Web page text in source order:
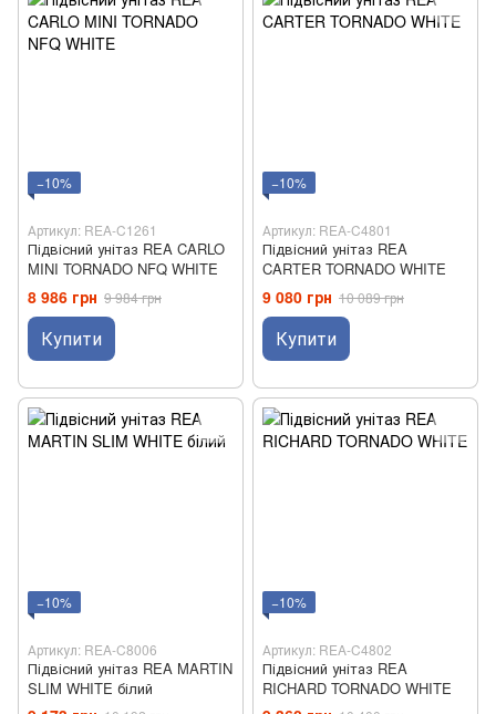
−10%
Артикул: REA-C1261
Підвісний унітаз REA CARLO
MINI TORNADO NFQ WHITE
8 986 грн 9 984 грн
Купити
−10%
Артикул: REA-C4801
Підвісний унітаз REA
CARTER TORNADO WHITE
9 080 грн 10 089 грн
Купити
−10%
Артикул: REA-C8006
Підвісний унітаз REA MARTIN
SLIM WHITE білий
−10%
Артикул: REA-C4802
Підвісний унітаз REA
RICHARD TORNADO WHITE